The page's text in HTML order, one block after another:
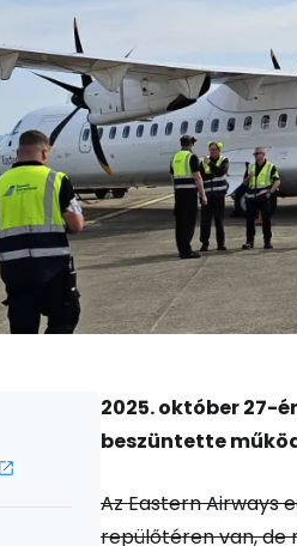
2025. október 27-
beszüntette
Az Eastern Airways
repülőtéren van, de